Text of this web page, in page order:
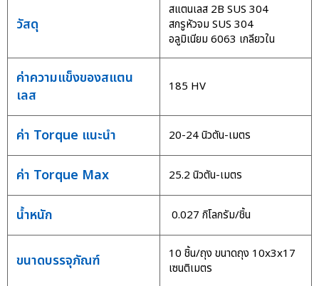
วัสดุ
สแตนเลส 2B SUS 304
สกรูหัวจม SUS 304
อลูมิเนียม 6063 เกลียวใน
ค่าความแข็งของสแตน
เลส
185 HV
ค่า Torque แนะนำ 20-24 นิวตัน-เมตร
ค่า Torque Max 25.2 นิวตัน-เมตร
น้ำหนัก 0.027 กิโลกรัม/ชิ้น
ขนาดบรรจุภัณฑ์
10 ชิ้น/ถุง ขนาดถุง 10x3x17
เซนติเมตร